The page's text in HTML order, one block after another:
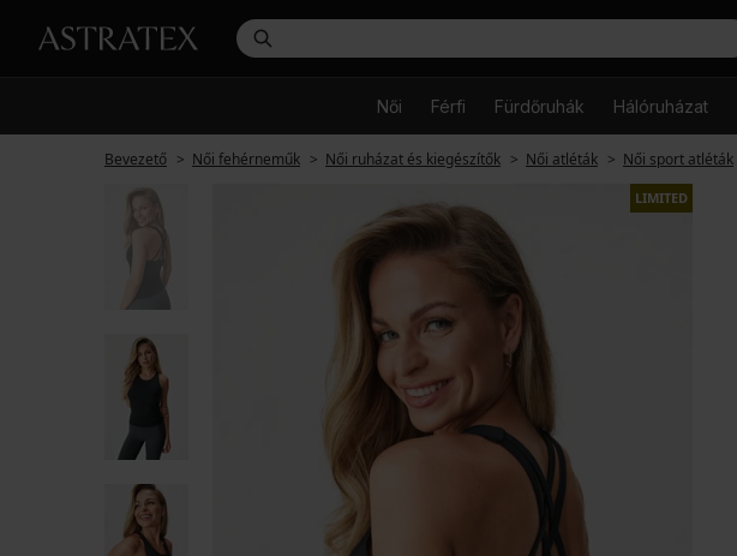
Női Férfi Fürdőruhák Hálóruházat
Bevezető Női fehérneműk Női ruházat és kiegészítők Női atléták Női sport atléták
LIMITED